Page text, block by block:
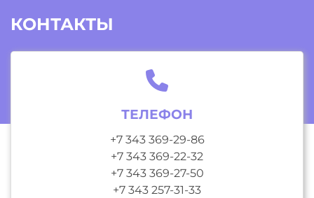
КОНТАКТЫ
ТЕЛЕФОН
+7 343 369-29-86
+7 343 369-22-32
+7 343 369-27-50
+7 343 257-31-33